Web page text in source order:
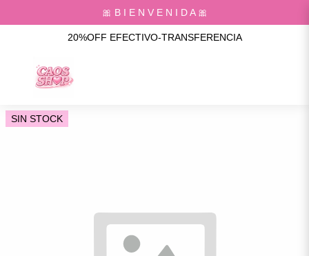
🎀 B I E N V E N I D A 🎀
20%OFF EFECTIVO-TRANSFERENCIA
SIN STOCK